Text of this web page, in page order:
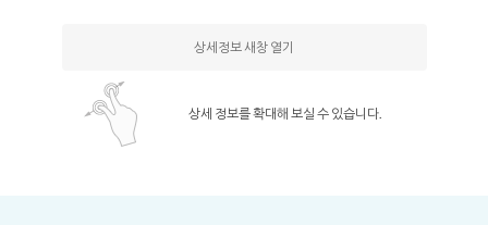
상세정보 새창 열기
상세 정보를 확대해 보실 수 있습니다.